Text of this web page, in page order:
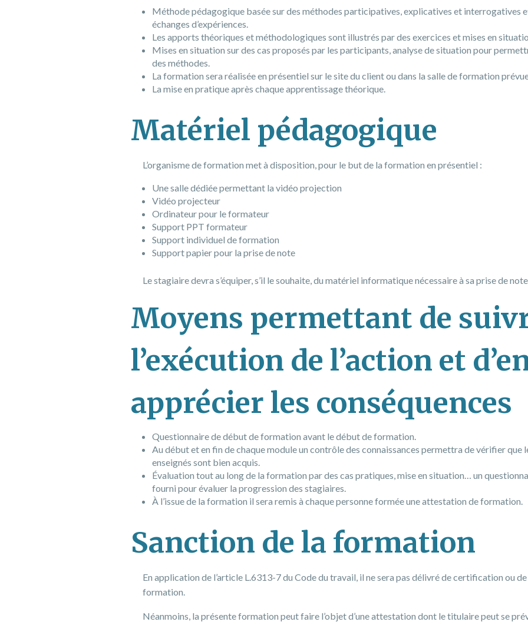
Méthode pédagogique basée sur des méthodes participatives, explicatives et interrogatives
échanges d’expériences.
Les apports théoriques et méthodologiques sont illustrés par des exercices et mises en
Mises en situation sur des cas proposés par les participants, analyse de situation pour
des méthodes.
La formation sera réalisée en présentiel sur le site du client ou dans la salle de formation
La mise en pratique après chaque apprentissage théorique.
Matériel pédagogique
L’organisme de formation met à disposition, pour le but de la formation en présentiel :
Une salle dédiée permettant la vidéo projection
Vidéo projecteur
Ordinateur pour le formateur
Support PPT formateur
Support individuel de formation
Support papier pour la prise de note
Le stagiaire devra s’équiper, s’il le souhaite, du matériel informatique nécessaire à sa prise de
Moyens permettant de
l’exécution de l’action et
apprécier les conséquences
Questionnaire de début de formation avant le début de formation.
Au début et en fin de chaque module un contrôle des connaissances permettra de vérifier que
enseignés sont bien acquis.
Évaluation tout au long de la formation par des cas pratiques, mise en situation… un
fourni pour évaluer la progression des stagiaires.
À l’issue de la formation il sera remis à chaque personne formée une attestation de formation.
Sanction de la formation
En application de l’article L.6313-7 du Code du travail, il ne sera pas délivré de certification ou
formation.
Néanmoins, la présente formation peut faire l’objet d’une attestation dont le titulaire peut se